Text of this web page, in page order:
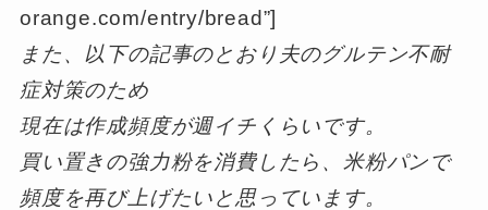
orange.com/entry/bread”]
また、以下の記事のとおり夫のグルテン不耐
症対策のため
現在は作成頻度が週イチくらいです。
買い置きの強力粉を消費したら、米粉パンで
頻度を再び上げたいと思っています。